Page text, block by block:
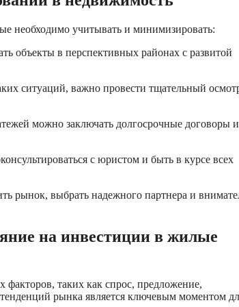
необходимо учитывать и минимизировать:
объекты в перспективных районах с развитой
ситуаций, важно провести тщательный
можно заключать долгосрочные договоры и
с юристом и быть в курсе всех
рынок, выбрать надежного партнера и
на инвестиции в жилые
таких как спрос, предложение,
рынка является ключевым моментом